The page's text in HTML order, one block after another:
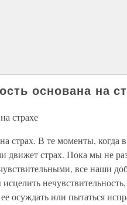
основана на
страхе
страх. В те моменты, когда
движет страх. Пока мы не
все наши
осуждать или пытаться